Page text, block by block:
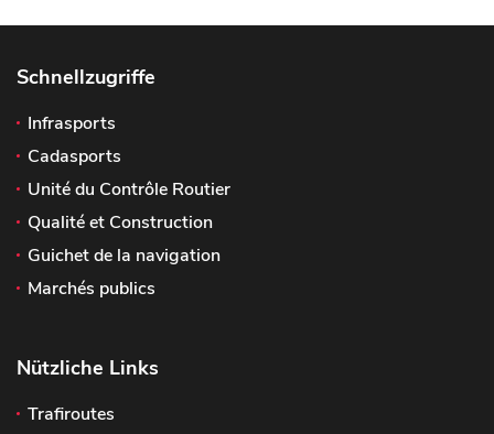
Schnellzugriffe
Infrasports
Cadasports
Unité du Contrôle Routier
Qualité et Construction
Guichet de la navigation
Marchés publics
Nützliche Links
Trafiroutes